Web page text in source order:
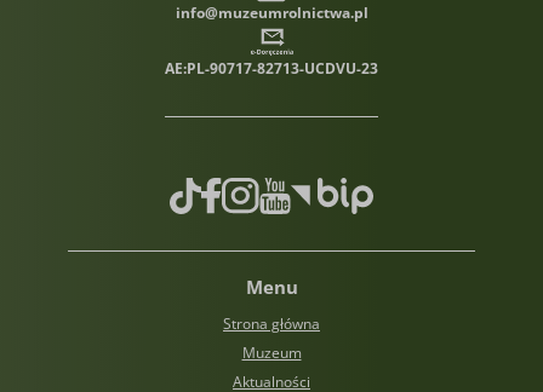
info@muzeumrolnictwa.pl
AE:PL-90717-82713-UCDVU-23
TikTokFacebook
Instagram
Youtube
Biuletyn informacji
Menu
Strona główna
Muzeum
Aktualności